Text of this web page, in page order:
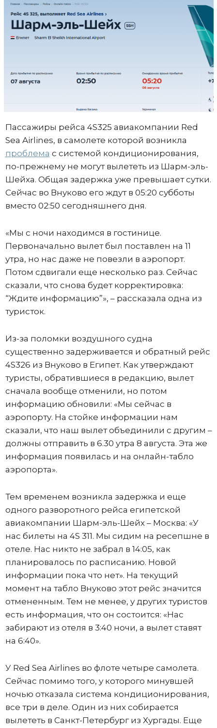
Пассажиры рейса 4S325 авиакомпании Red
Sea Airlines, в самолете которой возникла
проблема с системой кондиционирования,
по-прежнему не могут вылететь из Шарм-эль-
Шейха. Общая задержка уже превышает сутки.
Сейчас во Внуково его ждут в 05:20 субботы
вместо 02:50 сегодняшнего дня.
«Мы с ночи находимся в гостинице.
Первоначально вылет был поставлен на 11
утра, но нас даже не повезли в аэропорт.
Потом сдвигали еще несколько раз. Сейчас
сказали, что снова будет корректировка:
“Ждите информацию”», – рассказала одна из
туристок.
Из-за поломки воздушного судна
существенно задерживается и обратный рейс
4S326 из Внуково в Египет. Как утверждают
туристы, обратившиеся в редакцию, вылет
сначала вообще отменили, но потом
информацию обновили: «Мы сейчас в
аэропорту. На стойке информации нам
сказали, что наш вылет объединили с другим –
должны отправить в 6.30 утра 8 августа. Эта же
информация появилась и на онлайн-табло
аэропорта».
Тем временем возникла задержка и еще
одного разворотного рейса египетской
авиакомпании Шарм-эль-Шейх – Москва: «У
нас билеты на 4S 311. Мы сидим на ресепшне в
отеле. Нас никто не забрал в 14:05, как
планировалось по расписанию. Новой
информации пока что нет». На текущий
момент на табло Внуково этот рейс значится
отмененным. Тем не менее, у других туристов
есть информация, что он состоится: «Нас
забирают из отеля в 3:40 ночи, а вылет ставят
на 6:40».
У Red Sea Airlines во флоте четыре самолета.
Сейчас помимо того, у которого минувшей
ночью отказала система кондиционирования,
все три в деле. Один из них собирается
вылететь в Санкт-Петербург из Хургады. Еще